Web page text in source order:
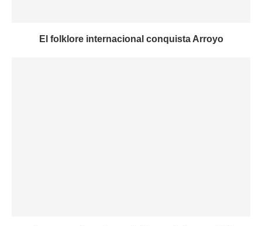
El folklore internacional conquista Arroyo